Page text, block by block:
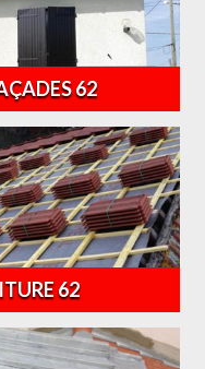
62
62